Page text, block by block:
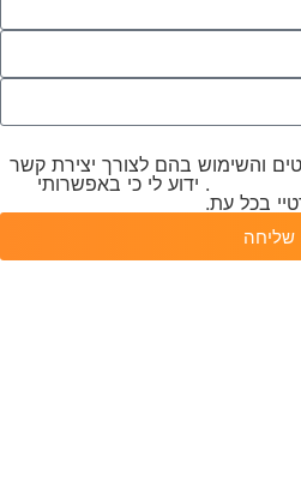
והשימוש בהם לצורך יצירת קשר
. ידוע לי כי באפשרותי
בכל עת.
שליחה